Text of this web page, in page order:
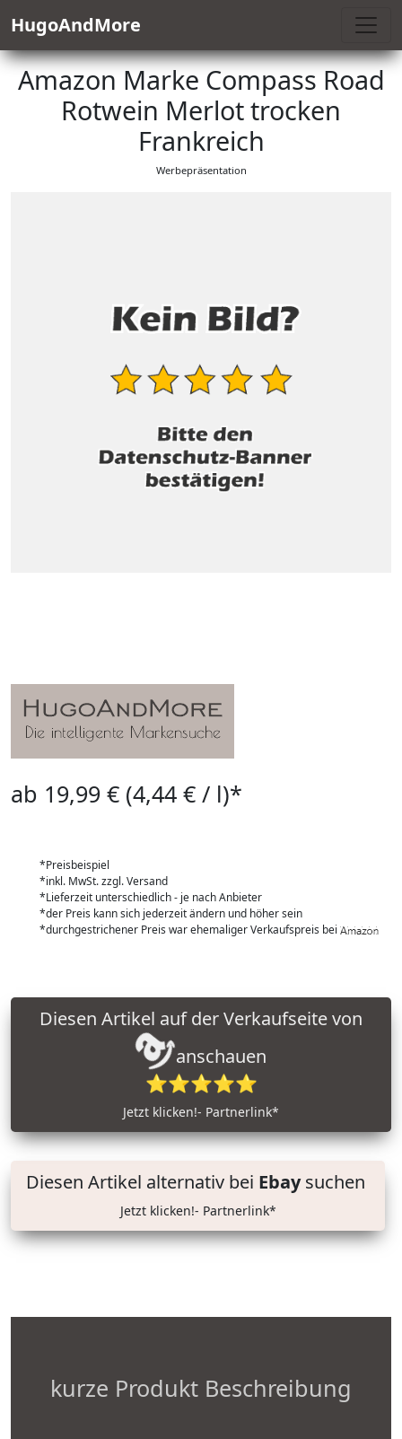
HugoAndMore
Amazon Marke Compass Road
Rotwein Merlot trocken
Frankreich
Werbepräsentation
ab 19,99 € (4,44 € / l)*
*Preisbeispiel
*inkl. MwSt. zzgl. Versand
*Lieferzeit unterschiedlich - je nach Anbieter
*der Preis kann sich jederzeit ändern und höher sein
*durchgestrichener Preis war ehemaliger Verkaufspreis bei
anschauen
⭐⭐⭐⭐⭐
Jetzt klicken!- Partnerlink*
Diesen Artikel alternativ bei Ebaysuchen
Jetzt klicken!- Partnerlink*
kurze Produkt Beschreibung